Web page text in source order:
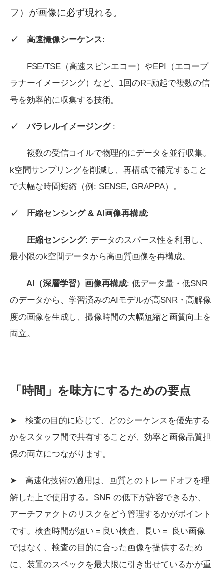
フ）が画像に必ず現れる。
✓ 高速撮像シーケンス:
FSE/TSE（高速スピンエコー）やEPI（エコープ
ラナーイメージング）など、1回のRF励起で複数の信
号を効率的に収集する技術。
✓ パラレルイメージング :
複数の受信コイルで物理的にデータを並行収集。
k空間サンプリングを削減し、再構成で補完すること
で大幅な時間短縮（例: SENSE, GRAPPA）。
✓ 圧縮センシング & AI画像再構成:
圧縮センシング: データのスパース性を利用し、
最小限のk空間データから高画質画像を再構成。
AI （深層学習）画像再構成: 低データ量・低SNR
のデータから、学習済みのAIモデルが高SNR・高解像
度の画像を生成し、撮像時間の大幅短縮と画質向上を
両立。
「時間」を味方にするための要点
➤ 検査の目的に応じて、どのシーケンスを優先する
かをスタッフ間で共有することが、効率と画像品質担
保の両立につながります。
➤ 高速化技術の適用は、画質とのトレードオフを理
解した上で使用する。SNR の低下が許容できるか、
アーチファクトのリスクをどう管理するかがポイント
です。検査時間が短い＝良い検査、長い＝ 良い画像
ではなく、検査の目的に合った画像を提供するため
に、装置のスペックを最大限に引き出せているかが重